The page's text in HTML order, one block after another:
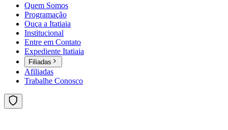
Quem Somos
Programação
Ouça a Itatiaia
Institucional
Entre em Contato
Expediente Itatiaia
Filiadas
Afiliadas
Trabalhe Conosco